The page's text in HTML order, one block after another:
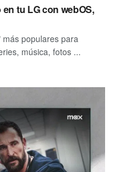
tu LG con webOS,
populares para
música, fotos ...